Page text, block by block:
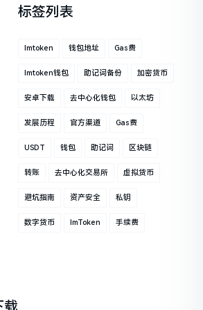
标签列表
Imtoken 钱包地址 Gas费
Imtoken钱包 助记词备份 加密货币
安卓下载 去中心化钱包 以太坊
发展历程 官方渠道 Gas费
USDT 钱包 助记词 区块链
转账 去中心化交易所 虚拟货币
避坑指南 资产安全 私钥
数字货币 ImToken 手续费